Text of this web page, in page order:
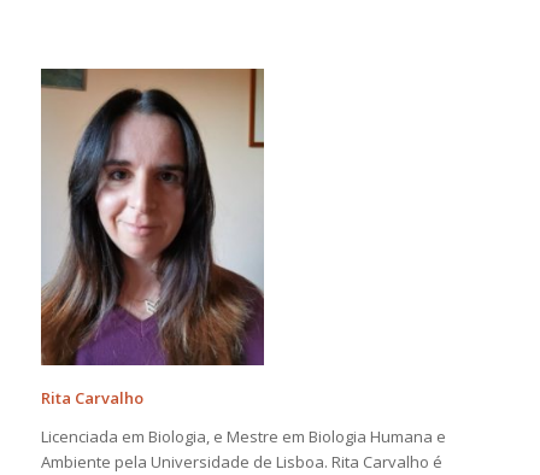
Rita Carvalho
Licenciada em Biologia, e Mestre em Biologia Humana e
Ambiente pela Universidade de Lisboa. Rita Carvalho é